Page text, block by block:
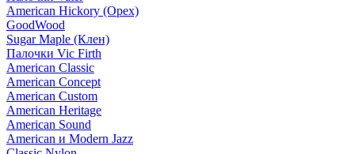
American Hickory (Орех)
GoodWood
Sugar Maple (Клен)
Палочки Vic Firth
American Classic
American Concept
American Custom
American Heritage
American Sound
American и Modern Jazz